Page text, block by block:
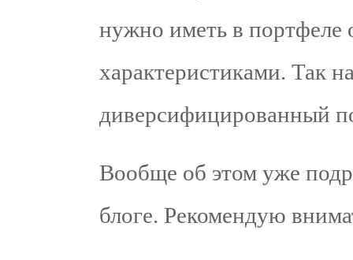
нужно иметь в портфеле
характеристиками. Так
диверсифицированный
Вообще об этом уже
блоге. Рекомендую